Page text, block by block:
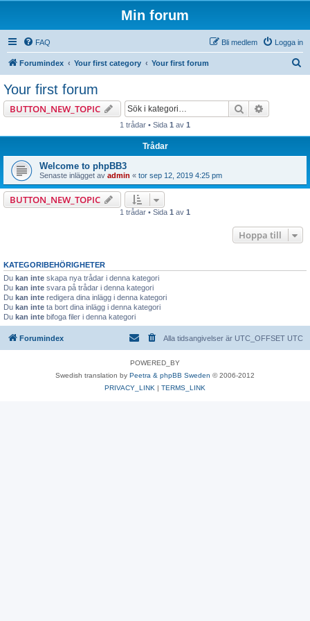
Min forum
FAQ Logga in
Bli medlem
Forumindex Your first category Your first forum
Your first forum
BUTTON_NEW_TOPIC Sök
1 trådar • Sida 1 av 1
Trådar
Welcome to phpBB3
Senaste inlägget av admin « tor sep 12, 2019 4:25 pm
BUTTON_NEW_TOPIC
1 trådar • Sida 1 av 1
Hoppa till
KATEGORIBEHÖRIGHETER
Du kan inte skapa nya trådar i denna kategori
Du kan inte svara på trådar i denna kategori
Du kan inte redigera dina inlägg i denna kategori
Du kan inte ta bort dina inlägg i denna kategori
Du kan inte bifoga filer i denna kategori
Forumindex Alla tidsangivelser är UTC_OFFSET UTC
POWERED_BY
Swedish translation by Peetra & phpBB Sweden © 2006-2012
PRIVACY_LINK | TERMS_LINK